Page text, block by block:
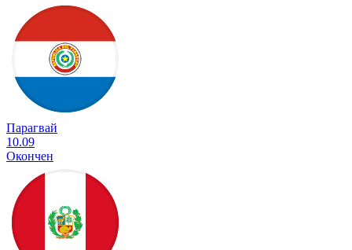
Парагвай
10.09
Окончен